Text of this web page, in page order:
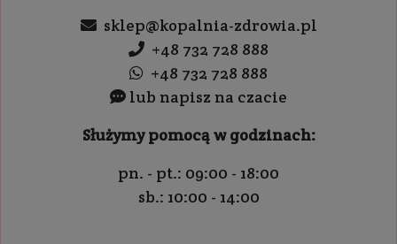
sklep@kopalnia-zdrowia.pl
+48 732 728 888
+48 732 728 888
lub napisz na czacie
Służymy pomocą w godzinach:
pn. - pt.: 09:00 - 18:00
sb.: 10:00 - 14:00